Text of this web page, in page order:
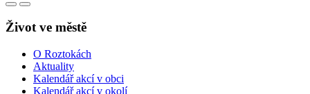
Život ve městě
O Roztokách
Aktuality
Kalendář akcí v obci
Kalendář akcí v okolí